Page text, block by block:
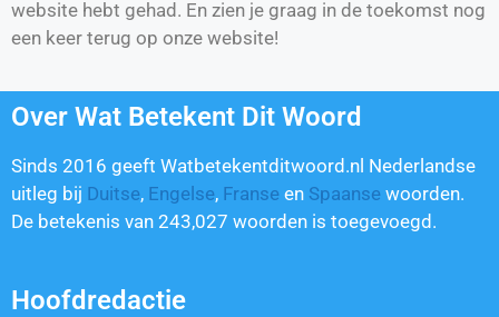
website hebt gehad. En zien je graag in de toekomst nog
een keer terug op onze website!
Over Wat Betekent Dit Woord
Sinds 2016 geeft Watbetekentditwoord.nl Nederlandse
uitleg bij Duitse, Engelse, Franse en Spaanse woorden.
De betekenis van 243,027 woorden is toegevoegd.
Hoofdredactie